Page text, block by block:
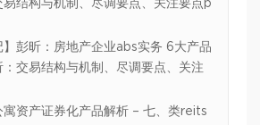
易结构与机制、尽调要点、关注要点p
】彭昕：房地产企业abs实务 6大产品
：交易结构与机制、尽调要点、关注
寓资产证券化产品解析 – 七、类reits